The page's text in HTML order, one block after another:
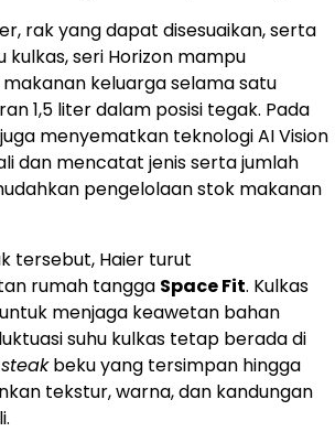
rak yang dapat disesuaikan, serta
seri Horizon mampu
keluarga selama satu
1,5 liter dalam posisi tegak. Pada
menyematkan teknologi AI Vision
dan mencatat jenis serta jumlah
pengelolaan stok makanan
tersebut, Haier turut
rumah tangga Space Fit. Kulkas
menjaga keawetan bahan
suhu kulkas tetap berada di
steakbeku yang tersimpan hingga
tekstur, warna, dan kandungan